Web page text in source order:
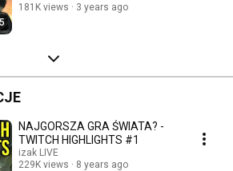
181K views
3 years ago
NAJGORSZA GRA ŚWIATA? -
TWITCH HIGHLIGHTS #1
izak LIVE
229K views
8 years ago